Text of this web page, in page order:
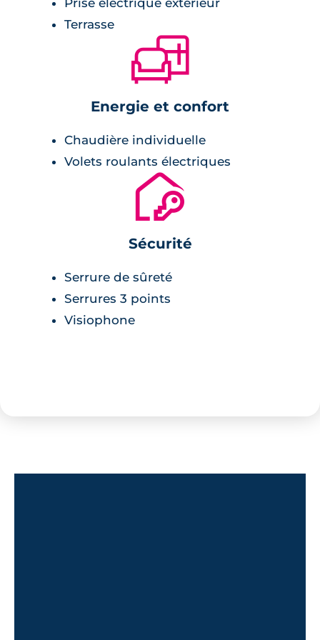
travaillée pour s’intégrer dans leur
environnement. Des espaces
communs et des halls traversant
participent à la qualité de vie et
d’usages des habitants, répartis le
rue Jean Bart jusqu’aux logements."
MAGNUM Architectes et
Terrasse
🛋
Energie et confort
Chaudière individuelle
Volets roulants électriques
🔐
Sécurité
Serrure de sûreté
Serrures 3 points
Visiophone